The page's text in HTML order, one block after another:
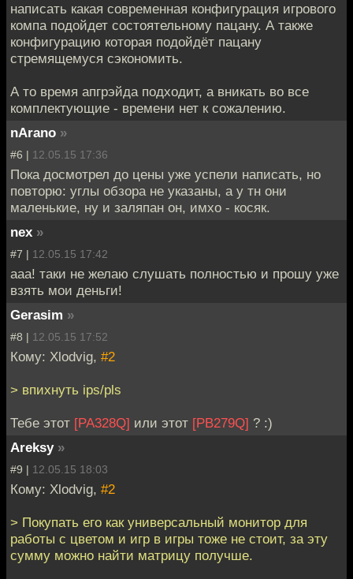
написать какая современная конфигурация игрового
компа подойдет состоятельному пацану. А также
конфигурацию которая подойдёт пацану
стремящемуся сэкономить.
А то время апгрэйда подходит, а вникать во все
комплектующие - времени нет к сожалению.
nArano »
#6 | 12.05.15 17:36
Пока досмотрел до цены уже успели написать, но
повторю: углы обзора не указаны, а у тн они
маленькие, ну и заляпан он, имхо - косяк.
nex »
#7 | 12.05.15 17:42
ааа! таки не желаю слушать полностью и прошу уже
взять мои деньги!
Gerasim »
#8 | 12.05.15 17:52
Кому: Xlodvig, #2
> впихнуть ips/pls
Тебе этот [PA328Q] или этот [PB279Q] ? :)
Areksy »
#9 | 12.05.15 18:03
Кому: Xlodvig, #2
> Покупать его как универсальный монитор для
работы с цветом и игр в игры тоже не стоит, за эту
сумму можно найти матрицу получше.